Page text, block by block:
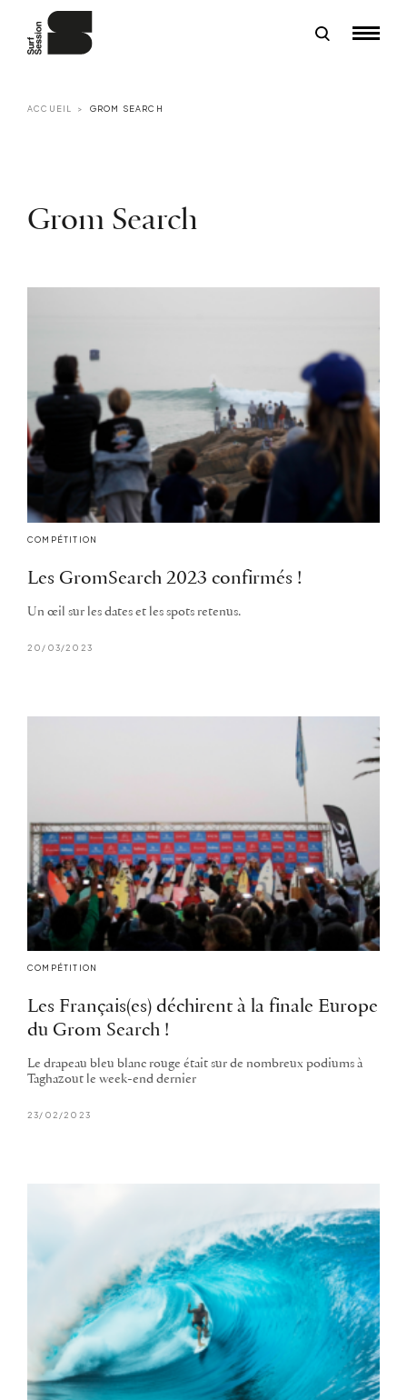
ACCUEIL GROM SEARCH
Grom Search
COMPÉTITION
Les GromSearch 2023 confirmés !
Un œil sur les dates et les spots retenus.
20/03/2023
COMPÉTITION
Les Français(es) déchirent à la finale Europe
du Grom Search !
Le drapeau bleu blanc rouge était sur de nombreux podiums à
Taghazout le week-end dernier
23/02/2023